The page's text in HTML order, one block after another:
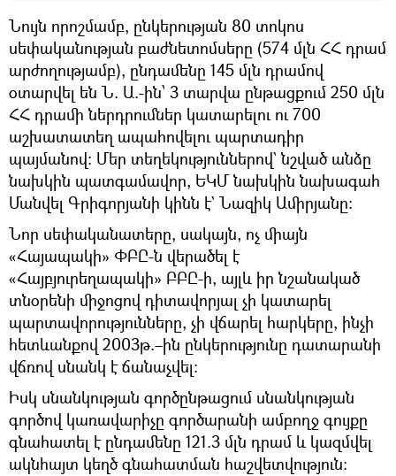
Նույն որոշմամբ, ընկերության 80 տոկոս
սեփականության բաժնետոմսերը (574 մլն ՀՀ դրամ
արժողությամբ), ընդամենը 145 մլն դրամով
օտարվել են Ն. Ա.-ին՝ 3 տարվա ընթացքում 250 մլն
ՀՀ դրամի ներդրումներ կատարելու ու 700
աշխատատեղ ապահովելու պարտադիր
պայմանով: Մեր տեղեկություններով` նշված անձը
նախկին պատգամավոր, ԵԿՄ նախկին նախագահ
Մանվել Գրիգորյանի կինն է` Նազիկ Ամիրյանը։
Նոր սեփականատերը, սակայն, ոչ միայն
«Հայապակի» ՓԲԸ-ն վերածել է
«Հայբյուրեղապակի» ԲԲԸ-ի, այլև իր նշանակած
տնօրենի միջոցով դիտավորյալ չի կատարել
պարտավորությունները, չի վճարել հարկերը, ինչի
հետևանքով 2003թ.–ին ընկերությունը դատարանի
վճռով սնանկ է ճանաչվել:
Իսկ սնանկության գործընթացում սնանկության
գործով կառավարիչը գործարանի ամբողջ գույքը
գնահատել է ընդամենը 121.3 մլն դրամ և կազմվել
ակնհայտ կեղծ գնահատման հաշվետվություն։